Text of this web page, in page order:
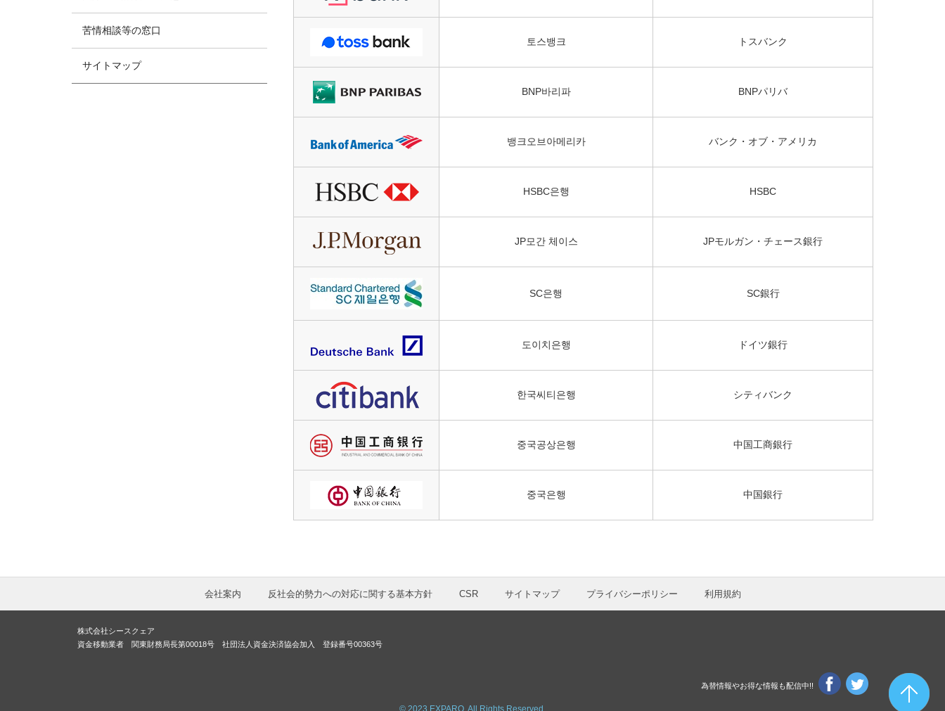
토스뱅크 トスバンク
BNP바리파 BNPパリバ
뱅크오브아메리카 バンク・オブ・アメリカ
HSBC은행 HSBC
JP모간 체이스 JPモルガン・チェース銀行
SC은행 SC銀行
도이치은행 ドイツ銀行
한국씨티은행 シティバンク
중국공상은행 中国工商銀行
중국은행 中国銀行
苦情相談等の窓口
サイトマップ
会社案内 反社会的勢力への対応に関する基本方針 CSR サイトマップ プライバシーポリシー 利用規約
株式会社シースクェア
資金移動業者 関東財務局長第00018号 社団法人資金決済協会加入 登録番号00363号
為替情報やお得な情報も配信中!!
© 2023 EXPARO. All Rights Reserved.